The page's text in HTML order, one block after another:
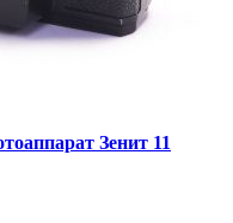
Зенит 11